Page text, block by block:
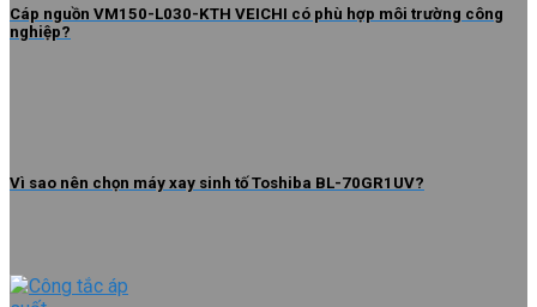
Cáp nguồn VM150-L030-KTH VEICHI có phù hợp môi trường công
nghiệp?
Vì sao nên chọn máy xay sinh tố Toshiba BL-70GR1UV?